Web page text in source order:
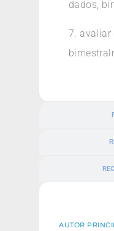
dados,
7. avaliar
AUTOR